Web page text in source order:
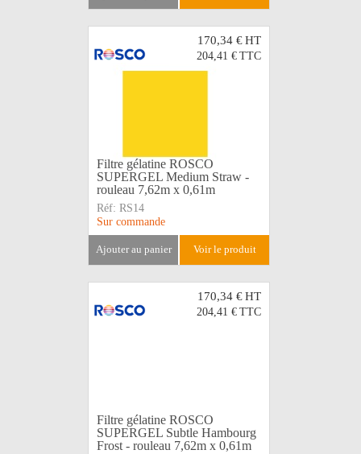
170,34 €HT
204,41 € TTC
Filtre gélatine ROSCO
SUPERGEL Medium Straw -
rouleau 7,62m x 0,61m
Réf: RS14
Sur commande
ajouter au panier voir le produit
170,34 €HT
204,41 € TTC
Filtre gélatine ROSCO
SUPERGEL Subtle Hambourg
Frost - rouleau 7,62m x 0,61m